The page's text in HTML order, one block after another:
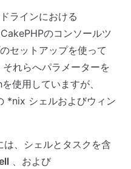
ラインにおける
のコンソールツ
セットアップを使って
れらへパラメーターを
使用していますが、
*nix シェルおよびウィン
、シェルとタスクを含
、および